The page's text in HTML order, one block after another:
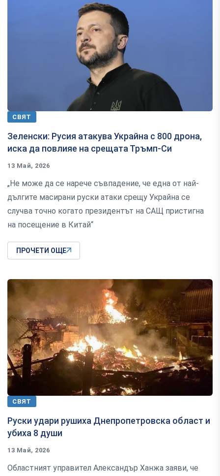
СВЯТ
Зеленски: Русия атакува Украйна с 800 дрона,
иска да повлияе на срещата Тръмп-Си
13 Май, 2026
„Не може да се нарече съвпадение, че една от най-
дългите масирани руски атаки срещу Украйна се
случва точно когато президентът на САЩ пристигна
на посещение в Китай“
ПРОЧЕТИ ОЩЕ
СВЯТ
Руски удари рушиха Днепропетровска област и
убиха 8 души
13 Май, 2026
Областният управител Александър Ханжа заяви, че